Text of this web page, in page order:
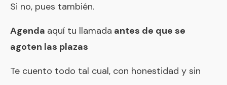
Si no, pues también.
Agenda aquí tu llamada antes de que se
agoten las plazas
Te cuento todo tal cual, con honestidad y sin